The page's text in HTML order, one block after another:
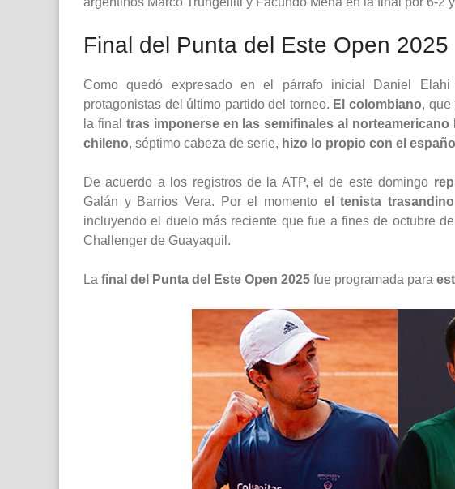
Final del Punta del Este Open 2025
Como quedó expresado en el párrafo inicial Daniel
protagonistas del último partido del torneo. El colombiano, que
la final tras imponerse en las semifinales al norteamericano
chileno, séptimo cabeza de serie, hizo lo propio con el
De acuerdo a los registros de la ATP, el de este domingo
Galán y Barrios Vera. Por el momento el tenista
incluyendo el duelo más reciente que fue a fines de octubre
Challenger de Guayaquil.
La final del Punta del Este Open 2025 fue programada para